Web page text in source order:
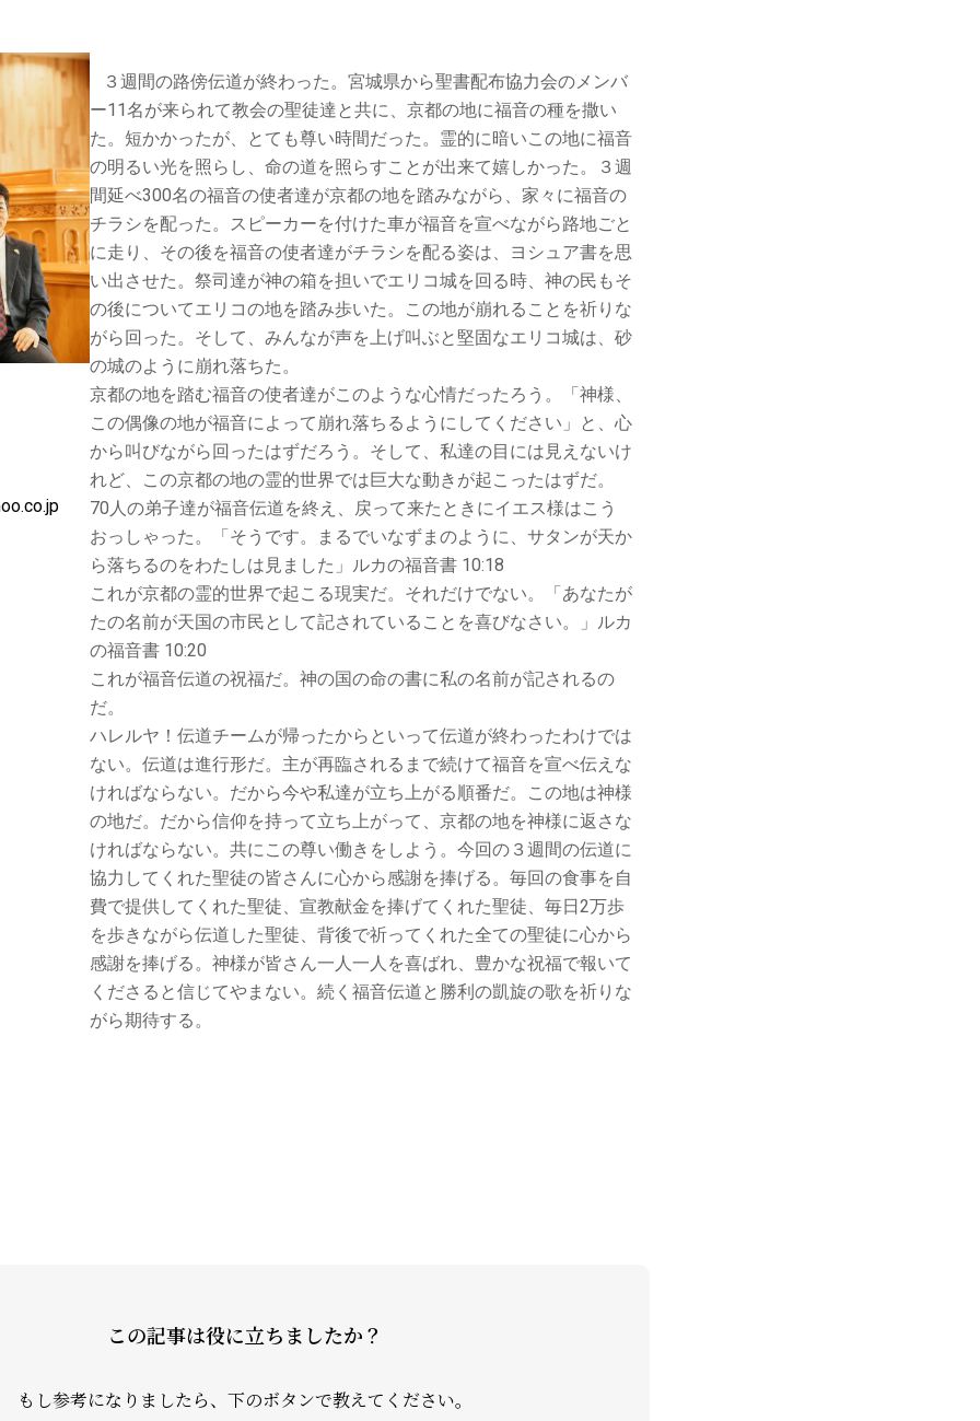
牧師コラム
３週間の路傍伝道が終わった。宮城県から聖書配布協力会のメンバ
ー11名が来られて教会の聖徒達と共に、京都の地に福音の種を撒い
た。短かかったが、とても尊い時間だった。霊的に暗いこの地に福音
の明るい光を照らし、命の道を照らすことが出来て嬉しかった。３週
間延べ300名の福音の使者達が京都の地を踏みながら、家々に福音の
チラシを配った。スピーカーを付けた車が福音を宣べながら路地ごと
に走り、その後を福音の使者達がチラシを配る姿は、ヨシュア書を思
い出させた。祭司達が神の箱を担いでエリコ城を回る時、神の民もそ
の後についてエリコの地を踏み歩いた。この地が崩れることを祈りな
がら回った。そして、みんなが声を上げ叫ぶと堅固なエリコ城は、砂
の城のように崩れ落ちた。
京都の地を踏む福音の使者達がこのような心情だったろう。「神様、
この偶像の地が福音によって崩れ落ちるようにしてください」と、心
から叫びながら回ったはずだろう。そして、私達の目には見えないけ
れど、この京都の地の霊的世界では巨大な動きが起こったはずだ。
70人の弟子達が福音伝道を終え、戻って来たときにイエス様はこう
おっしゃった。「そうです。まるでいなずまのように、サタンが天か
ら落ちるのをわたしは見ました」ルカの福音書 10:18
これが京都の霊的世界で起こる現実だ。それだけでない。「あなたが
たの名前が天国の市民として記されていることを喜びなさい。」ルカ
の福音書 10:20
これが福音伝道の祝福だ。神の国の命の書に私の名前が記されるの
だ。
ハレルヤ！伝道チームが帰ったからといって伝道が終わったわけでは
ない。伝道は進行形だ。主が再臨されるまで続けて福音を宣べ伝えな
ければならない。だから今や私達が立ち上がる順番だ。この地は神様
の地だ。だから信仰を持って立ち上がって、京都の地を神様に返さな
ければならない。共にこの尊い働きをしよう。今回の３週間の伝道に
協力してくれた聖徒の皆さんに心から感謝を捧げる。毎回の食事を自
費で提供してくれた聖徒、宣教献金を捧げてくれた聖徒、毎日2万歩
を歩きながら伝道した聖徒、背後で祈ってくれた全ての聖徒に心から
感謝を捧げる。神様が皆さん一人一人を喜ばれ、豊かな祝福で報いて
くださると信じてやまない。続く福音伝道と勝利の凱旋の歌を祈りな
がら期待する。
この記事は役に立ちましたか？
もし参考になりましたら、下のボタンで教えてください。